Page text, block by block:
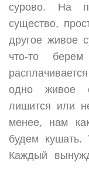
сурово. На
существо,
другое живое
что-то
одно живое
лишится или
менее, нам
будем кушать.
Каждый